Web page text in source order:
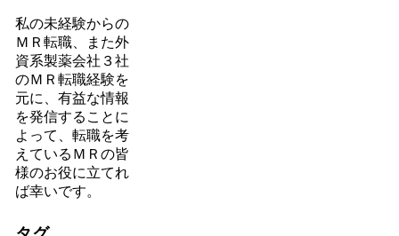
私の未経験からの
ＭＲ転職、また外
資系製薬会社３社
のＭＲ転職経験を
元に、有益な情報
を発信することに
よって、転職を考
えているＭＲの皆
様のお役に立てれ
ば幸いです。